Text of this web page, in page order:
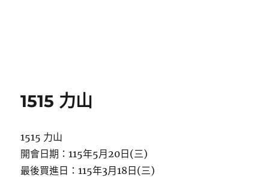
1515 力山
1515 力山
開會日期：115年5月20日(三)
最後買進日：115年3月18日(三)